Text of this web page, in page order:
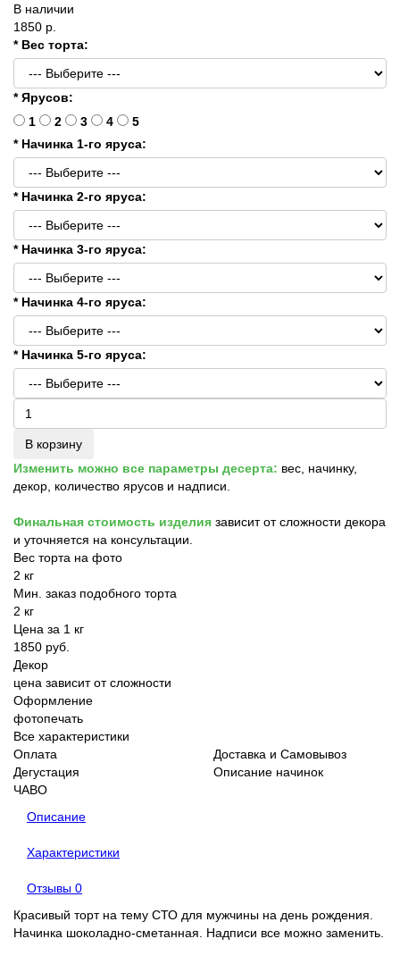
В наличии
1850 р.
* Вес торта:
* Ярусов:
1
2 3 4
5
* Начинка 1-го яруса:
* Начинка 2-го яруса:
* Начинка 3-го яруса:
* Начинка 4-го яруса:
* Начинка 5-го яруса:
В корзину
Изменить можно все параметры десерта: вес, начинку,
декор, количество ярусов и надписи.
Финальная стоимость изделия зависит от сложности декора
и уточняется на консультации.
Вес торта на фото
2 кг
Мин. заказ подобного торта
2 кг
Цена за 1 кг
1850 руб.
Декор
цена зависит от сложности
Оформление
фотопечать
Все характеристики
Оплата
Доставка и Самовывоз
Дегустация
Описание начинок
ЧАВО
Описание
Характеристики
Отзывы 0
Красивый торт на тему СТО для мужчины на день рождения.
Начинка шоколадно-сметанная. Надписи все можно заменить.